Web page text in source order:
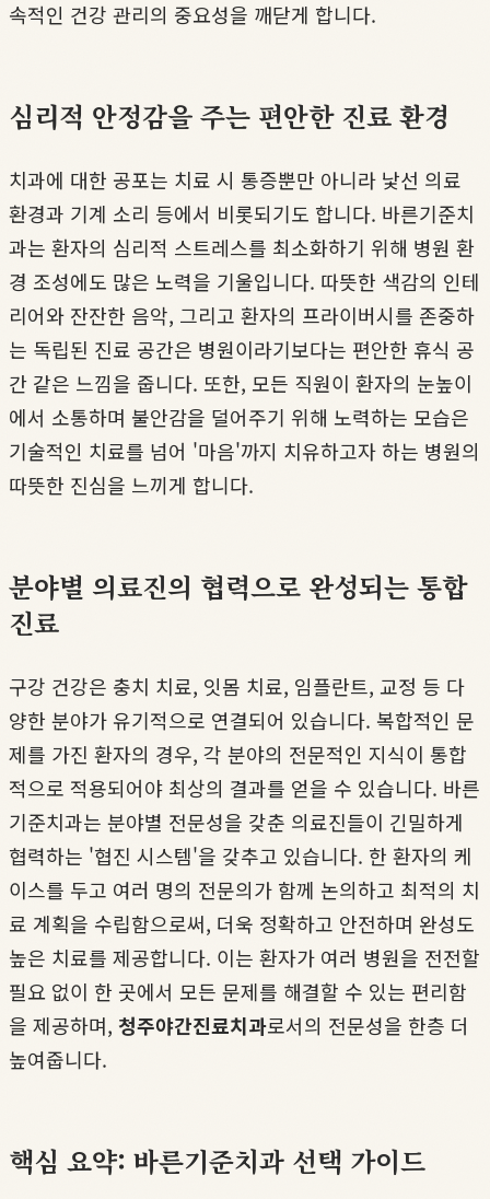
속적인 건강 관리의 중요성을 깨닫게 합니다.
심리적 안정감을 주는 편안한 진료 환경
치과에 대한 공포는 치료 시 통증뿐만 아니라 낯선 의료
환경과 기계 소리 등에서 비롯되기도 합니다. 바른기준치
과는 환자의 심리적 스트레스를 최소화하기 위해 병원 환
경 조성에도 많은 노력을 기울입니다. 따뜻한 색감의 인테
리어와 잔잔한 음악, 그리고 환자의 프라이버시를 존중하
는 독립된 진료 공간은 병원이라기보다는 편안한 휴식 공
간 같은 느낌을 줍니다. 또한, 모든 직원이 환자의 눈높이
에서 소통하며 불안감을 덜어주기 위해 노력하는 모습은
기술적인 치료를 넘어 '마음'까지 치유하고자 하는 병원의
따뜻한 진심을 느끼게 합니다.
분야별 의료진의 협력으로 완성되는 통합
진료
구강 건강은 충치 치료, 잇몸 치료, 임플란트, 교정 등 다
양한 분야가 유기적으로 연결되어 있습니다. 복합적인 문
제를 가진 환자의 경우, 각 분야의 전문적인 지식이 통합
적으로 적용되어야 최상의 결과를 얻을 수 있습니다. 바른
기준치과는 분야별 전문성을 갖춘 의료진들이 긴밀하게
협력하는 '협진 시스템'을 갖추고 있습니다. 한 환자의 케
이스를 두고 여러 명의 전문의가 함께 논의하고 최적의 치
료 계획을 수립함으로써, 더욱 정확하고 안전하며 완성도
높은 치료를 제공합니다. 이는 환자가 여러 병원을 전전할
필요 없이 한 곳에서 모든 문제를 해결할 수 있는 편리함
을 제공하며, 청주야간진료치과로서의 전문성을 한층 더
높여줍니다.
핵심 요약: 바른기준치과 선택 가이드